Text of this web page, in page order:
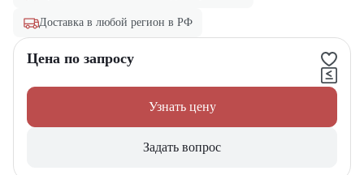
Доставка в любой регион в РФ
Цена по запросу
Узнать цену
Задать вопрос